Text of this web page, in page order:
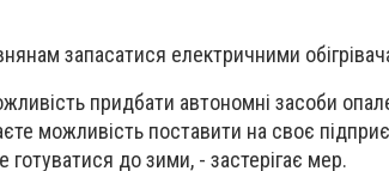
запасатися електричними
придбати автономні засоби
можливість поставити на своє
до зими, - застерігає мер.